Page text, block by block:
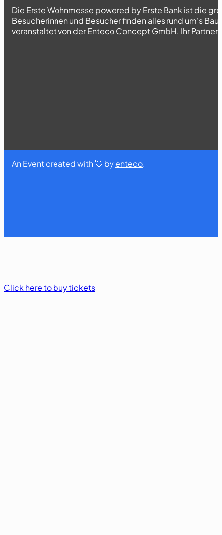
Die Erste Wohnmesse powered by Erste Bank ist die
Besucherinnen und Besucher finden alles rund um's
veranstaltet von der Enteco Concept GmbH. Ihr Partner
An Event created with 💘 byenteco.
Click here to buy tickets